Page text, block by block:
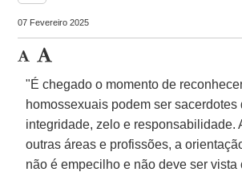
07 Fevereiro 2025
"É chegado o momento de
homossexuais podem ser sacerdotes
integridade, zelo e responsabilidade.
outras áreas e profissões, a
não é empecilho e não deve ser vista